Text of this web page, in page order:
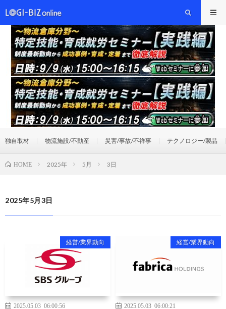
独自取材 物流施設/不動産 災害/事故/不祥事 テクノロジー/製品
HOME 2025年 5月 3日
2025年5月3日
経営/業界動向
2025.05.03 06:00:56
経営/業界動向
2025.05.03 06:00:21